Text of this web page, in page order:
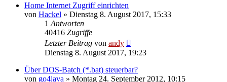
Home Internet Zugriff einrichten
von Hackel » Dienstag 8. August 2017, 15:33
1 Antworten
40416 Zugriffe
Letzter Beitrag von andy
Dienstag 8. August 2017, 19:23
Über DOS-Batch (*.bat) steuerbar?
von go4java » Montag 24. September 2012, 10:15